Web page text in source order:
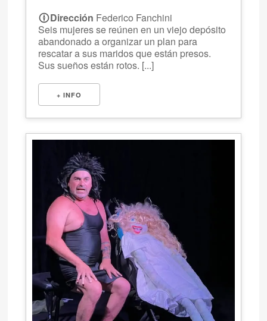
Dirección Federico Fanchini
Seis mujeres se reúnen en un viejo depósito
abandonado a organizar un plan para
rescatar a sus maridos que están presos.
Sus sueños están rotos. [...]
+ INFO